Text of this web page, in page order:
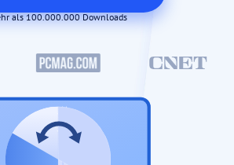
als 100.000.000 Downloads